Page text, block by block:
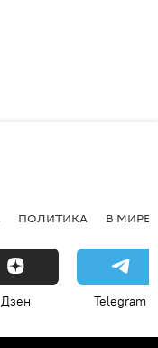
ПОЛИТИКА В МИРЕ
Дзен Telegram